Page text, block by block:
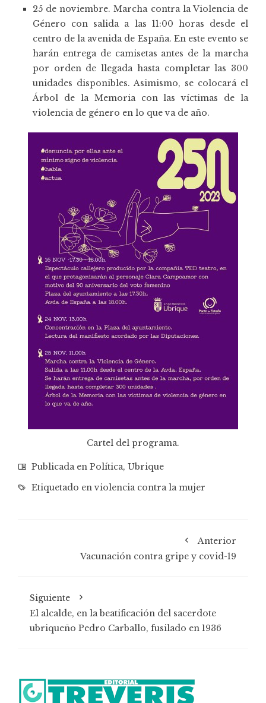
25 de noviembre. Marcha contra la Violencia de
Género con salida a las 11:00 horas desde el
centro de la avenida de España. En este evento se
harán entrega de camisetas antes de la marcha
por orden de llegada hasta completar las 300
unidades disponibles. Asimismo, se colocará el
Árbol de la Memoria con las víctimas de la
violencia de género en lo que va de año.
Cartel del programa.
Publicada en Política, Ubrique
Etiquetado enviolencia contra la mujer
Anterior
Vacunación contra gripe y covid-19
Siguiente
El alcalde, en la beatificación del sacerdote
ubriqueño Pedro Carballo, fusilado en 1936